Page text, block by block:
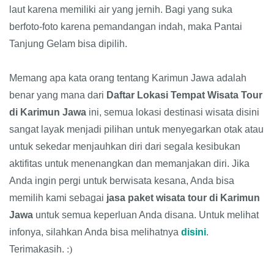
laut karena memiliki air yang jernih. Bagi yang suka
berfoto-foto karena pemandangan indah, maka Pantai
Tanjung Gelam bisa dipilih.
Memang apa kata orang tentang Karimun Jawa adalah
benar yang mana dari Daftar Lokasi Tempat Wisata Tour
di Karimun Jawa ini, semua lokasi destinasi wisata disini
sangat layak menjadi pilihan untuk menyegarkan otak atau
untuk sekedar menjauhkan diri dari segala kesibukan
aktifitas untuk menenangkan dan memanjakan diri. Jika
Anda ingin pergi untuk berwisata kesana, Anda bisa
memilih kami sebagai jasa paket wisata tour di Karimun
Jawa untuk semua keperluan Anda disana. Untuk melihat
infonya, silahkan Anda bisa melihatnya disini.
Terimakasih. :)